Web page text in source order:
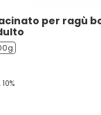
per ragù